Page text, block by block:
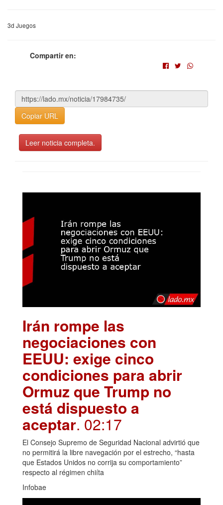
3d Juegos
Compartir en:
Copiar URL
Leer noticia completa.
Irán rompe las
negociaciones con
EEUU: exige cinco
condiciones para abrir
Ormuz que Trump no
está dispuesto a
aceptar. 02:17
El Consejo Supremo de Seguridad Nacional advirtió que
no permitirá la libre navegación por el estrecho, “hasta
que Estados Unidos no corrija su comportamiento”
respecto al régimen chiíta
Infobae